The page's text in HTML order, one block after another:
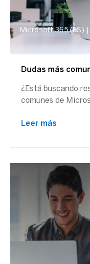
Microsoft 365 (ES)
Dudas más
¿Está buscando
comunes de
Leer más